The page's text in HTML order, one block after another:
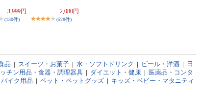
3,999円
(130件)
2,080円
(528件)
品 | スイーツ・お菓子 | 水・ソフトドリンク | ビール・洋酒 | 日
チン用品・食器・調理器具 | ダイエット・健康 | 医薬品・コンタ
イク用品 | ペット・ペットグッズ | キッズ・ベビー・マタニティ